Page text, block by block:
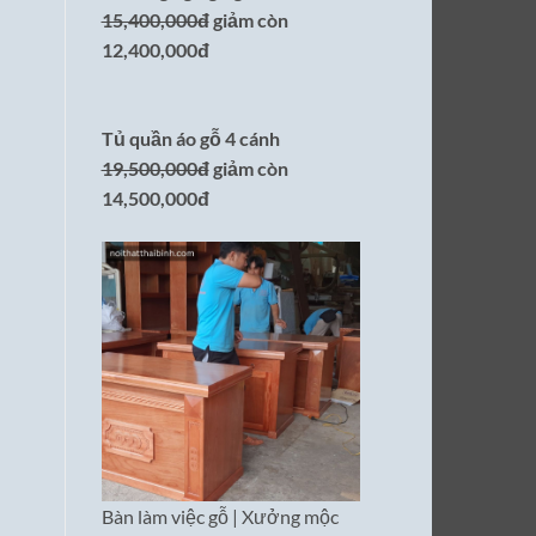
15,400,000đgiảm còn
12,400,000đ
Tủ quần áo gỗ 4 cánh
19,500,000đgiảm còn
14,500,000đ
Bàn làm việc gỗ | Xưởng mộc